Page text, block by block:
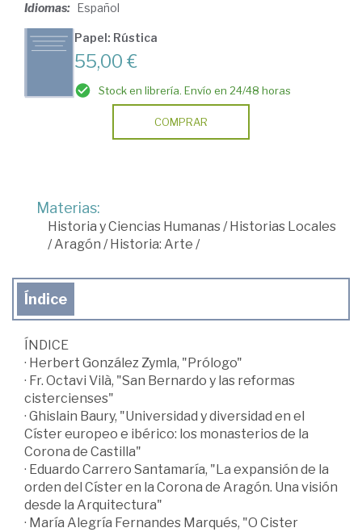
Idiomas: Español
Papel: Rústica
55,00 €
Stock en librería. Envío en 24/48 horas
COMPRAR
Materias:
Historia y Ciencias Humanas/Historias Locales
/Aragón /Historia: Arte /
Índice
ÍNDICE
· Herbert González Zymla, "Prólogo"
· Fr. Octavi Vilà, "San Bernardo y las reformas
cistercienses"
· Ghislain Baury, "Universidad y diversidad en el
Císter europeo e ibérico: los monasterios de la
Corona de Castilla"
· Eduardo Carrero Santamaría, "La expansión de la
orden del Císter en la Corona de Aragón. Una visión
desde la Arquitectura"
· María Alegría Fernandes Marqués, "O Cister